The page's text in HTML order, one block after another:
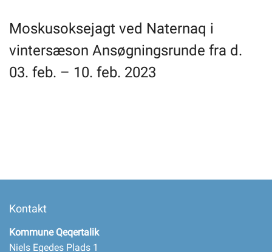
Tidsbestilling
Moskusoksejagt ved Naternaq i
vintersæson Ansøgningsrunde fra d.
03. feb. – 10. feb. 2023
Kontakt
Kommune Qeqertalik
Niels Egedes Plads 1